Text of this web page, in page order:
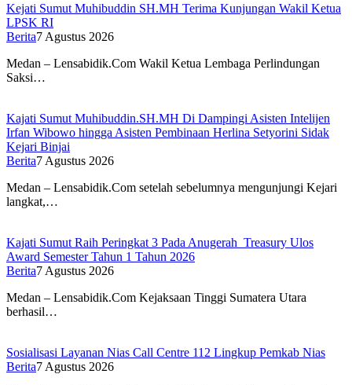
Kejati Sumut Muhibuddin SH.MH Terima Kunjungan Wakil Ketua
LPSK RI
Berita7 Agustus 2026
Medan – Lensabidik.Com Wakil Ketua Lembaga Perlindungan
Saksi…
Kajati Sumut Muhibuddin.SH.MH Di Dampingi Asisten Intelijen
Irfan Wibowo hingga Asisten Pembinaan Herlina Setyorini Sidak
Kejari Binjai
Berita7 Agustus 2026
Medan – Lensabidik.Com setelah sebelumnya mengunjungi Kejari
langkat,…
Kajati Sumut Raih Peringkat 3 Pada Anugerah Treasury Ulos
Award Semester Tahun 1 Tahun 2026
Berita7 Agustus 2026
Medan – Lensabidik.Com Kejaksaan Tinggi Sumatera Utara
berhasil…
Sosialisasi Layanan Nias Call Centre 112 Lingkup Pemkab Nias
Berita7 Agustus 2026